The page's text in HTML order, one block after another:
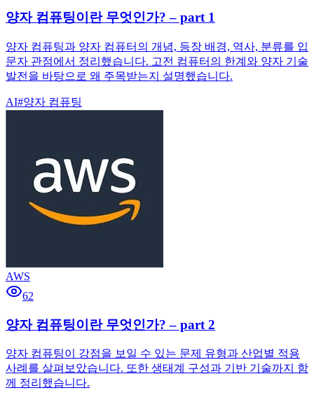
양자 컴퓨팅이란 무엇인가? – part 1
양자 컴퓨팅과 양자 컴퓨터의 개념, 등장 배경, 역사, 분류를 입
문자 관점에서 정리했습니다. 고전 컴퓨터의 한계와 양자 기술
발전을 바탕으로 왜 주목받는지 설명했습니다.
AI#양자 컴퓨팅
AWS
62
양자 컴퓨팅이란 무엇인가? – part 2
양자 컴퓨팅이 강점을 보일 수 있는 문제 유형과 산업별 적용
사례를 살펴보았습니다. 또한 생태계 구성과 기반 기술까지 함
께 정리했습니다.